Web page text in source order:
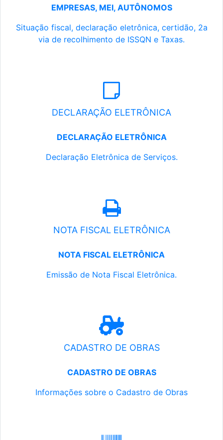
EMPRESAS, MEI, AUTÔNOMOS
Situação fiscal, declaração eletrônica, certidão, 2a
via de recolhimento de ISSQN e Taxas.
DECLARAÇÃO ELETRÔNICA
DECLARAÇÃO ELETRÔNICA
Declaração Eletrônica de Serviços.
NOTA FISCAL ELETRÔNICA
NOTA FISCAL ELETRÔNICA
Emissão de Nota Fiscal Eletrônica.
CADASTRO DE OBRAS
CADASTRO DE OBRAS
Informações sobre o Cadastro de Obras